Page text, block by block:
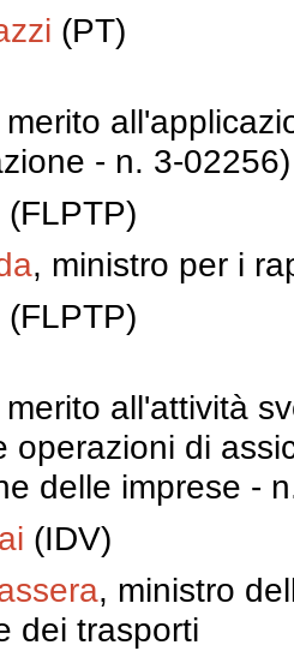
(PT)
- n. 3-02256)
(FLPTP)
, ministro per i
(FLPTP)
all'attività
operazioni di
delle imprese -
(IDV)
, ministro
dei trasporti